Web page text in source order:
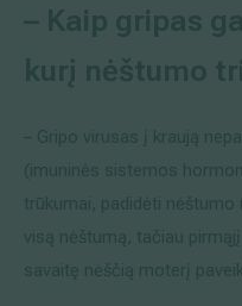
– Kaip gripas
kurį nėštumo
– Gripo virusas į kraują
(imuninės sistemos
trūkumai, padidėti
visą nėštumą, tačiau
savaitę nėščią moterį